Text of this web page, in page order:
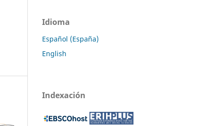
Idioma
Español (España)
English
Indexación